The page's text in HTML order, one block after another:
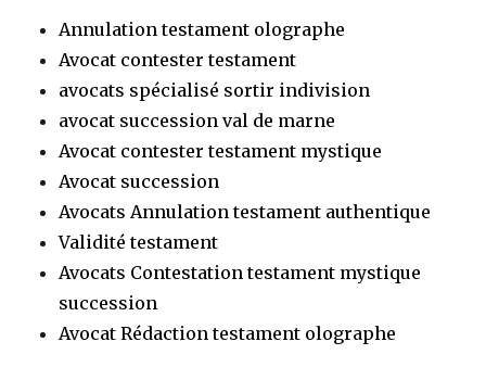
Annulation testament olographe
Avocat contester testament
avocats spécialisé sortir indivision
avocat succession val de marne
Avocat contester testament mystique
Avocat succession
Avocats Annulation testament authentique
Validité testament
Avocats Contestation testament mystique
succession
Avocat Rédaction testament olographe